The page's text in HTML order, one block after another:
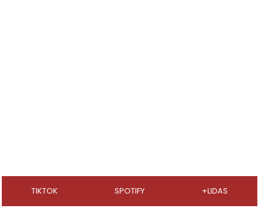
TIKTOK SPOTIFY +LIDAS